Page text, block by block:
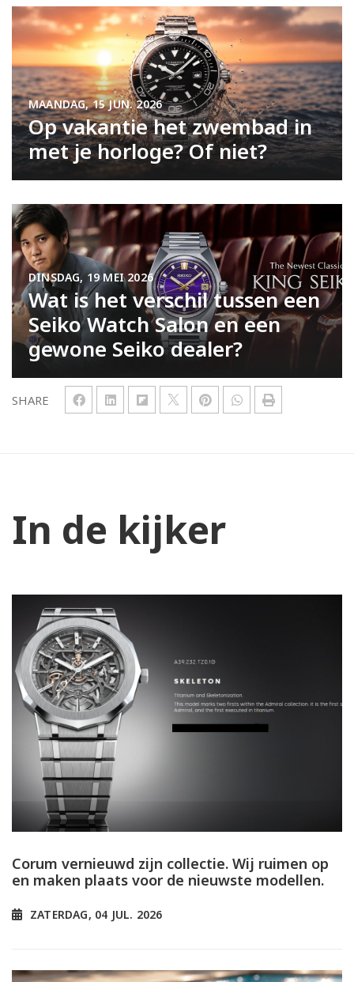
SHARE
Op vakantie het zwembad in
met je horloge? Of niet?
MAANDAG, 15 JUN. 2026
Wat is het verschil tussen een
Seiko Watch Salon en een
gewone Seiko dealer?
DINSDAG, 19 MEI 2026
In de kijker
Corum vernieuwd zijn collectie. Wij ruimen op
en maken plaats voor de nieuwste modellen.
ZATERDAG, 04 JUL. 2026